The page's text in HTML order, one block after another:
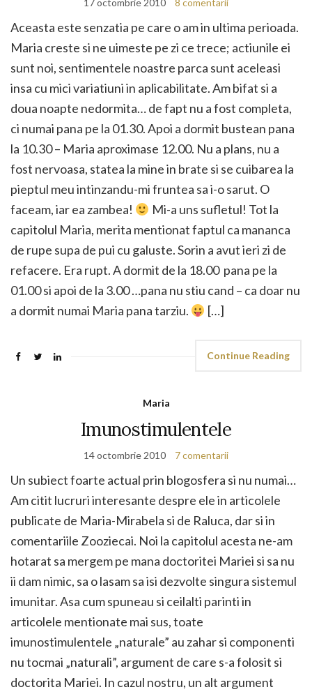
17 octombrie 2010 8 comentarii
Aceasta este senzatia pe care o am in ultima perioada.
Maria creste si ne uimeste pe zi ce trece; actiunile ei
sunt noi, sentimentele noastre parca sunt aceleasi
insa cu mici variatiuni in aplicabilitate. Am bifat si a
doua noapte nedormita… de fapt nu a fost completa,
ci numai pana pe la 01.30. Apoi a dormit bustean pana
la 10.30 – Maria aproximase 12.00. Nu a plans, nu a
fost nervoasa, statea la mine in brate si se cuibarea la
pieptul meu intinzandu-mi fruntea sa i-o sarut. O
faceam, iar ea zambea!
Mi-a uns sufletul! Tot la
capitolul Maria, merita mentionat faptul ca mananca
de rupe supa de pui cu galuste. Sorin a avut ieri zi de
refacere. Era rupt. A dormit de la 18.00 pana pe la
01.00 si apoi de la 3.00 …pana nu stiu cand – ca doar nu
a dormit numai Maria pana tarziu.
[…]
Continue Reading
Maria
Imunostimulentele
14 octombrie 2010 7 comentarii
Un subiect foarte actual prin blogosfera si nu numai…
Am citit lucruri interesante despre ele in articolele
publicate de Maria-Mirabela si de Raluca, dar si in
comentariile Zooziecai. Noi la capitolul acesta ne-am
hotarat sa mergem pe mana doctoritei Mariei si sa nu
ii dam nimic, sa o lasam sa isi dezvolte singura sistemul
imunitar. Asa cum spuneau si ceilalti parinti in
articolele mentionate mai sus, toate
imunostimulentele „naturale” au zahar si componenti
nu tocmai „naturali”, argument de care s-a folosit si
doctorita Mariei. In cazul nostru, un alt argument